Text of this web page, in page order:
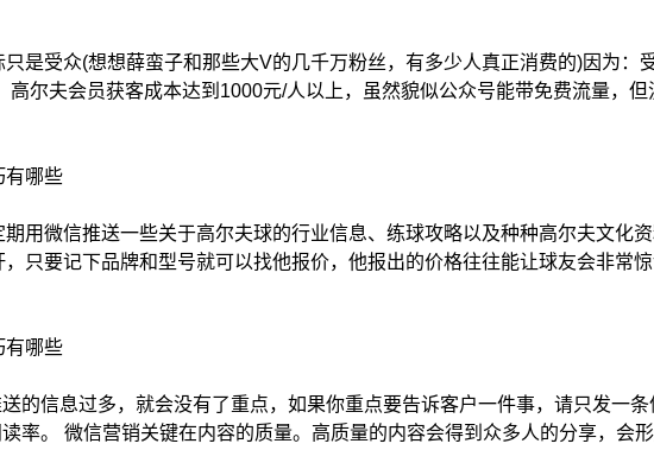
受众(想想薛蛮子和那些大V的几千万粉丝，有多少人真正消费的)因为：
尔夫会员获客成本达到1000元/人以上，虽然貌似公众号能带免费流量，
哪些
微信推送一些关于高尔夫球的行业信息、练球攻略以及种种高尔夫文化
只要记下品牌和型号就可以找他报价，他报出的价格往往能让球友会非常
哪些
信息过多，就会没有了重点，如果你重点要告诉客户一件事，请只发一
率。 微信营销关键在内容的质量。高质量的内容会得到众多人的分享，会形